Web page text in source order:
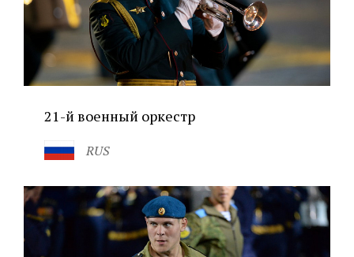
21-й военный оркестр
RUS